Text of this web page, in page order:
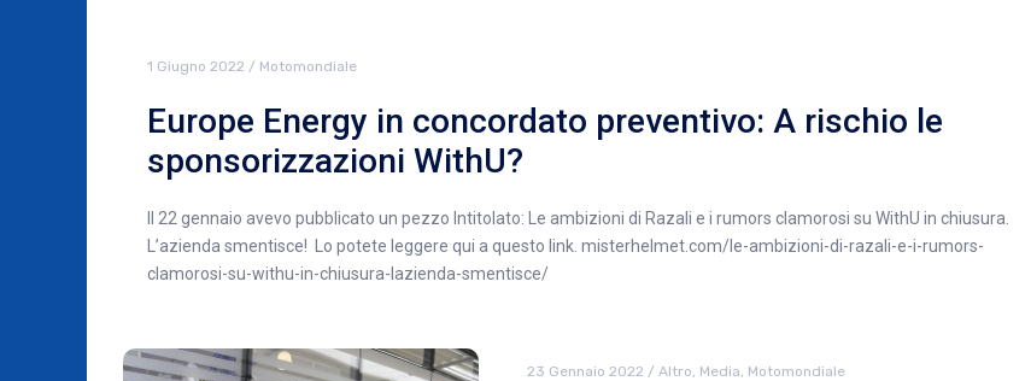
1 Giugno 2022 / Motomondiale
Europe Energy in concordato preventivo: A rischio le
sponsorizzazioni WithU?
Il 22 gennaio avevo pubblicato un pezzo Intitolato: Le ambizioni di Razali e i rumors clamorosi su WithU in chiusura.
L’azienda smentisce! Lo potete leggere qui a questo link. misterhelmet.com/le-ambizioni-di-razali-e-i-rumors-
clamorosi-su-withu-in-chiusura-lazienda-smentisce/
23 Gennaio 2022 / Altro, Media, Motomondiale